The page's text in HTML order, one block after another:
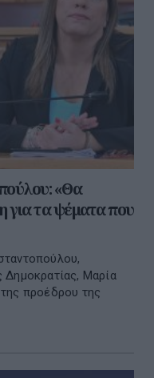
«Θα
για τα ψέματα που
Μαρία
προέδρου της